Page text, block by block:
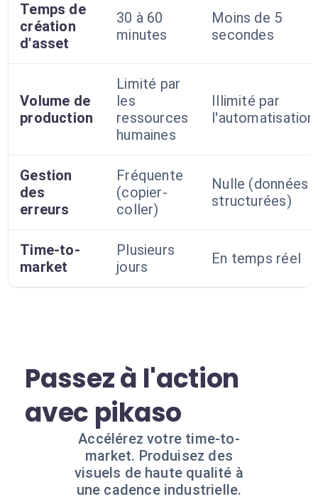
Temps de
création
d'asset
30 à 60
minutes
Moins de 5
secondes
Volume de
production
Limité par
les
ressources
humaines
Illimité par
l'automatisation
Gestion
des
erreurs
Fréquente
(copier-
coller)
Nulle (données
structurées)
Time-to-
market
Plusieurs
jours
En temps réel
Passez à l'action
avec pikaso
Accélérez votre time-to-
market. Produisez des
visuels de haute qualité à
une cadence industrielle.